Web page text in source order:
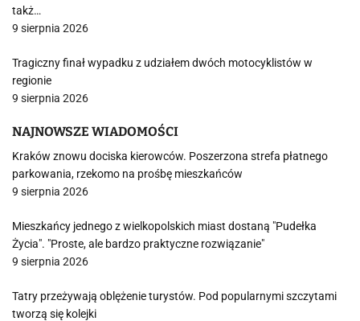
takż…
9 sierpnia 2026
Tragiczny finał wypadku z udziałem dwóch motocyklistów w
regionie
9 sierpnia 2026
NAJNOWSZE WIADOMOŚCI
Kraków znowu dociska kierowców. Poszerzona strefa płatnego
parkowania, rzekomo na prośbę mieszkańców
9 sierpnia 2026
Mieszkańcy jednego z wielkopolskich miast dostaną "Pudełka
Życia". "Proste, ale bardzo praktyczne rozwiązanie"
9 sierpnia 2026
Tatry przeżywają oblężenie turystów. Pod popularnymi szczytami
tworzą się kolejki